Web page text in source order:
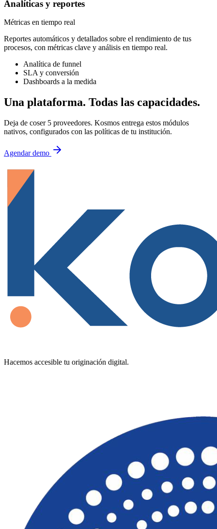
Analíticas y reportes
Métricas en tiempo real
Reportes automáticos y detallados sobre el rendimiento de tus
procesos, con métricas clave y análisis en tiempo real.
Analítica de funnel
SLA y conversión
Dashboards a la medida
Una plataforma. Todas las capacidades.
Deja de coser 5 proveedores. Kosmos entrega estos módulos
nativos, configurados con las políticas de tu institución.
Agendar demo
Hacemos accesible tu originación digital.